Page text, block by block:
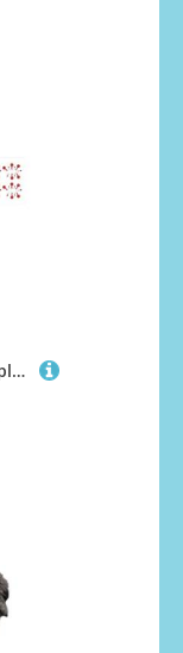
Jiumaocleu Uzui Tengen Cosplay Kostüm | Tengen Uzui Uniform Anzug Rollenspiel Anime Outfit Verkleidung Party für Halloween